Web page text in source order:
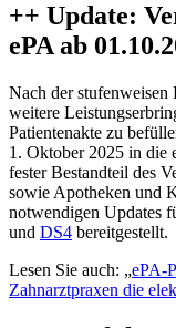
++ Update:
ePA ab
Nach der
weitere
Patientenakte zu
1. Oktober 2025 in die
fester Bestandteil des
sowie Apotheken und
notwendigen Updates
und DS4 bereitgestellt.
Lesen Sie auch: „ePA-
Zahnarztpraxen die